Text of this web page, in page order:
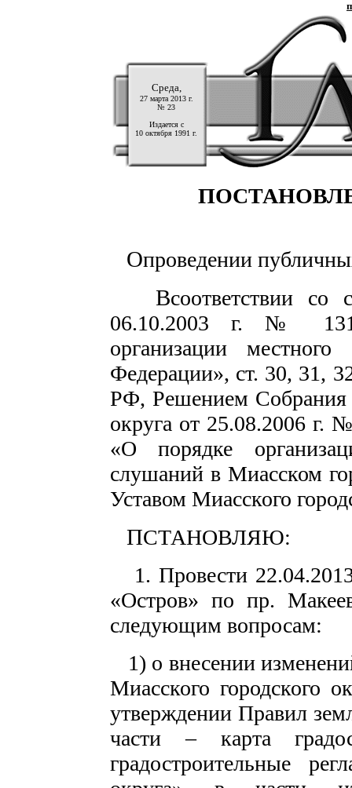
Среда,
27 марта 2013 г.
№ 23
Издается с
10 октября 1991 г.
Опроведении
Всоответствии со
06.10.2003 г. №
организации
Федерации», ст. 30, 31,
РФ, Решением Собрания
округа от 25.08.2006 г.
«О порядке
слушаний в Миасском
Уставом Миасского
ПСТАНОВЛЯЮ:
1. Провести
«Остров» по пр.
следующим вопросам:
1) о внесении
Миасского городского
утверждении Правил
части – карта
градостроительные